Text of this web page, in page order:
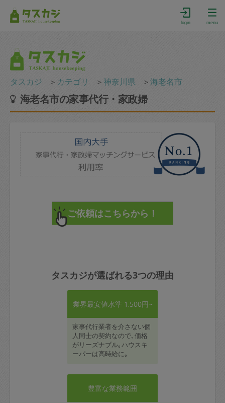
login menu
タスカジ ＞ カテゴリ ＞神奈川県 ＞海老名市
海老名市の家事代行・家政婦
タスカジが選ばれる3つの理由
業界最安値水準 1,500円~
家事代行業者を介さない個
人同士の契約なので､価格
がリーズナブル｡ハウスキ
ーパーは高時給に｡
豊富な業務範囲